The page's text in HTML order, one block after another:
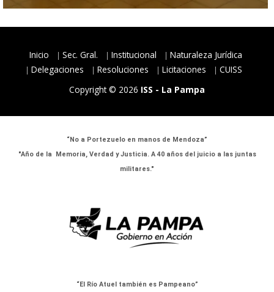
Inicio Sec. Gral. Institucional
Naturaleza Jurídica
Delegaciones
Resoluciones Licitaciones
CUISS
Copyright © 2026 ISS - La Pampa
“No a Portezuelo en manos de Mendoza”
"Año de la Memoria, Verdad y Justicia. A 40 años del juicio a las juntas
militares."
“El Río Atuel también es Pampeano”